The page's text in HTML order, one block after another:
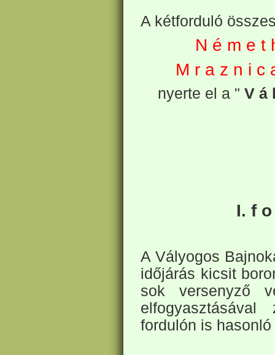
A kétforduló
N é m e
M r a z n i
nyerte el a " V á
I. f
A Vályogos
időjárás kicsit
sok versenyző
fordulón is